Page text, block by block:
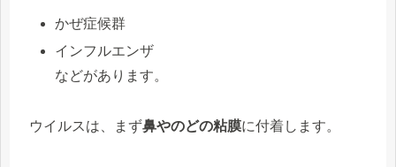
かぜ症候群
インフルエンザ
などがあります。
ウイルスは、まず鼻やのどの粘膜に付着します。